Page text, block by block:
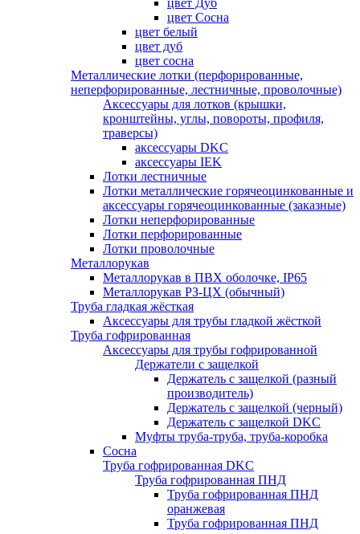
цвет Дуб
цвет Сосна
цвет белый
цвет дуб
цвет сосна
Металлические лотки (перфорированные,
неперфорированные, лестничные, проволочные)
Аксессуары для лотков (крышки,
кронштейны, углы, повороты, профиля,
траверсы)
аксессуары DKC
аксессуары IEK
Лотки лестничные
Лотки металлические горячеоцинкованные и
аксессуары горячеоцинкованные (заказные)
Лотки неперфорированные
Лотки перфорированные
Лотки проволочные
Металлорукав
Металлорукав в ПВХ оболочке, IP65
Металлорукав РЗ-ЦХ (обычный)
Труба гладкая жёсткая
Аксессуары для трубы гладкой жёсткой
Труба гофрированная
Аксессуары для трубы гофрированной
Держатели с защелкой
Держатель с защелкой (разный
производитель)
Держатель с защелкой (черный)
Держатель с защелкой DKC
Муфты труба-труба, труба-коробка
Сосна
Труба гофрированная DKC
Труба гофрированная ПНД
Труба гофрированная ПНД
оранжевая
Труба гофрированная ПНД